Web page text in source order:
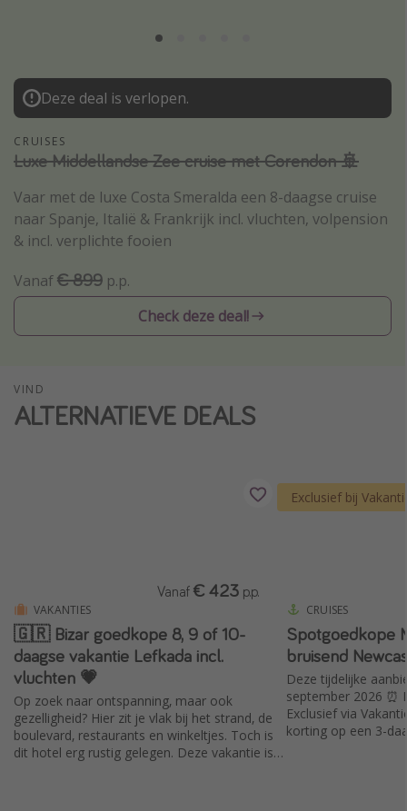
Malta
Madeira
Egypte
Bali
Type vakantie
Weekendje weg
Vakantieparken
Single reizen
Reiskalender
25 beste pretparken
Beste keukens ter wereld
Center Parcs
Disneyland Parijs
Strandvakantie in Italië
Deze deal is verlopen.
CRUISES
Luxe Middellandse Zee cruise met Corendon 🚢
Vaar met de luxe Costa Smeralda een 8-daagse cruise
naar Spanje, Italië & Frankrijk incl. vluchten, volpension
& incl. verplichte fooien
Vanaf€ 899 p.p.
Check deze deal!
VIND
ALTERNATIEVE DEALS
VAKANTIES
🇬🇷 Bizar goedkope 8, 9 of 10-
daagse vakantie Lefkada incl.
vluchten 💗
Op zoek naar ontspanning, maar ook
gezelligheid? Hier zit je vlak bij het strand, de
boulevard, restaurants en winkeltjes. Toch is
dit hotel erg rustig gelegen. Deze vakantie is
Vanaf € 423 p.p.
Exclusief bij
CRUISES
Spotgoedkope
bruisend
Deze tijdelijke
september 2026 ⏰
Exclusief via
korting op een 3-